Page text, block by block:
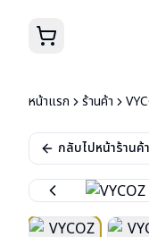
หน้าแรก ร้านค้า
กลับไปหน้าร้านค้า